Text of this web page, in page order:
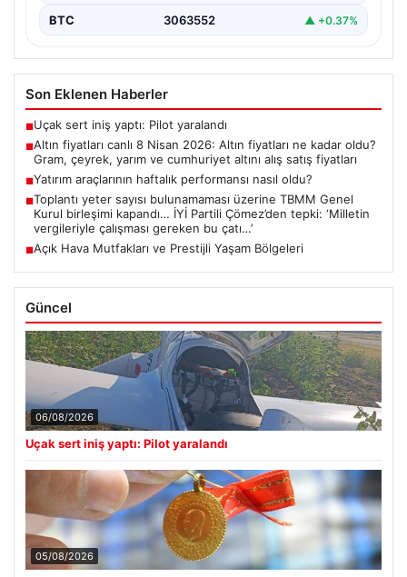
BTC 3063552 ▲ +0.37%
Son Eklenen Haberler
■Uçak sert iniş yaptı: Pilot yaralandı
■Altın fiyatları canlı 8 Nisan 2026: Altın fiyatları ne kadar oldu?
Gram, çeyrek, yarım ve cumhuriyet altını alış satış fiyatları
■Yatırım araçlarının haftalık performansı nasıl oldu?
■Toplantı yeter sayısı bulunamaması üzerine TBMM Genel
Kurul birleşimi kapandı… İYİ Partili Çömez’den tepki: ‘Milletin
vergileriyle çalışması gereken bu çatı…’
■Açık Hava Mutfakları ve Prestijli Yaşam Bölgeleri
Güncel
06/08/2026
Uçak sert iniş yaptı: Pilot yaralandı
05/08/2026